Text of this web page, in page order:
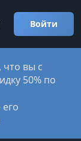
Войти
что вы с
50% по